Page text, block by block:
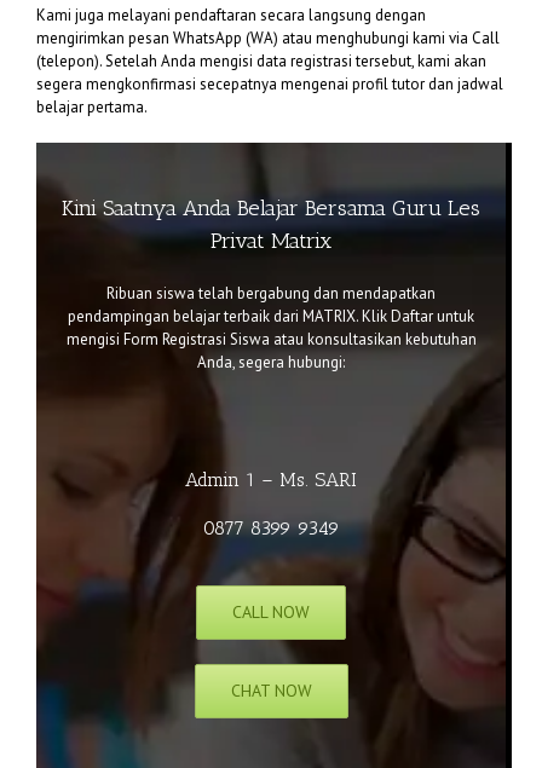
Kami juga melayani pendaftaran secara langsung dengan
mengirimkan pesan WhatsApp (WA) atau menghubungi kami via Call
(telepon). Setelah Anda mengisi data registrasi tersebut, kami akan
segera mengkonfirmasi secepatnya mengenai profil tutor dan jadwal
belajar pertama.
Kini Saatnya Anda Belajar Bersama Guru Les
Privat Matrix
Ribuan siswa telah bergabung dan mendapatkan
pendampingan belajar terbaik dari MATRIX. KlikDaftaruntuk
mengisi Form Registrasi Siswa atau konsultasikan kebutuhan
Anda, segera hubungi:
Admin 1 – Ms. SARI
0877 8399 9349
CALL NOW
CHAT NOW